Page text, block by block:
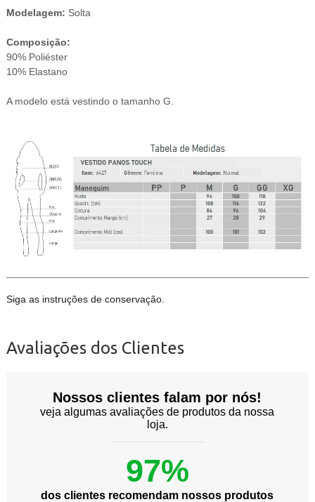
Modelagem: Solta
Composição:
90% Poliéster
10% Elastano
A modelo está vestindo o tamanho G.
Siga as instruções de conservação.
Avaliações dos Clientes
Nossos clientes falam por nós!
veja algumas avaliações de produtos da nossa
loja.
97%
dos clientes recomendam nossos produtos